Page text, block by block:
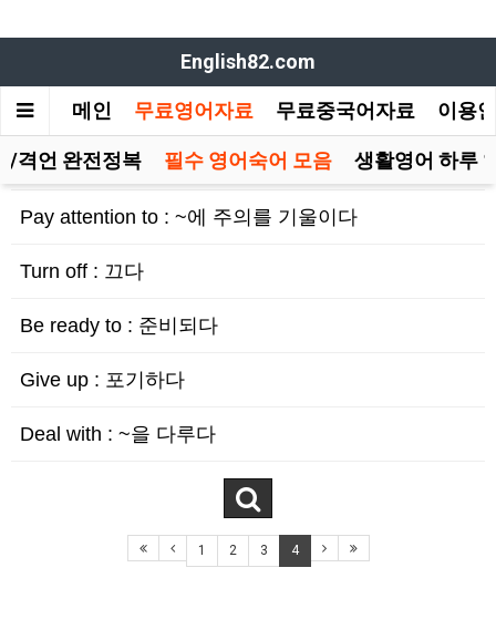
English82.com
메인 무료영어자료 무료중국어자료 이용
/격언 완전정복 필수 영어숙어 모음 생활영어 하루
Pay attention to : ~에 주의를 기울이다
Turn off : 끄다
Be ready to : 준비되다
Give up : 포기하다
Deal with : ~을 다루다
1 2 3 4